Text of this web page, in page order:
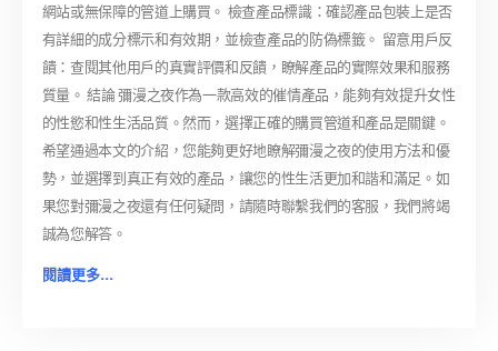
網站或無保障的管道上購買。 檢查產品標識：確認產品包裝上是否
有詳細的成分標示和有效期，並檢查產品的防偽標籤。 留意用戶反
饋：查閱其他用戶的真實評價和反饋，瞭解產品的實際效果和服務
質量。 結論 彌漫之夜作為一款高效的催情產品，能夠有效提升女性
的性慾和性生活品質。然而，選擇正確的購買管道和產品是關鍵。
希望通過本文的介紹，您能夠更好地瞭解彌漫之夜的使用方法和優
勢，並選擇到真正有效的產品，讓您的性生活更加和諧和滿足。如
果您對彌漫之夜還有任何疑問，請隨時聯繫我們的客服，我們將竭
誠為您解答。
閱讀更多...